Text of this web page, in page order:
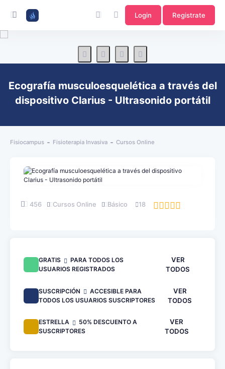
Login Registrate
Ecografía musculoesquelética a través del
dispositivo Clarius - Ultrasonido portátil
Fisiocampus Fisioterapia Invasiva Cursos Online
456 Cursos Online Básico 18
GRATIS
PARA TODOS LOS
USUARIOS REGISTRADOS
VER
TODOS
SUSCRIPCIÓN
ACCESIBLE PARA
TODOS LOS USUARIOS SUSCRIPTORES
VER
TODOS
ESTRELLA
50% DESCUENTO A
SUSCRIPTORES
VER
TODOS